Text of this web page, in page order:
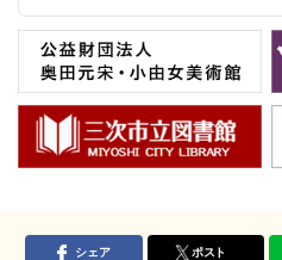
シェア ポスト